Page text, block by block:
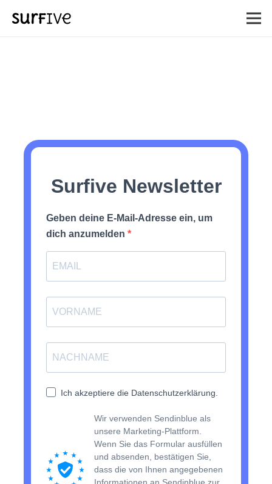
Surfive Newsletter
Geben deine E-Mail-Adresse ein, um
dich anzumelden
Ich akzeptiere die Datenschutzerklärung.
Wir verwenden Sendinblue als
unsere Marketing-Plattform.
Wenn Sie das Formular ausfüllen
und absenden, bestätigen Sie,
dass die von Ihnen angegebenen